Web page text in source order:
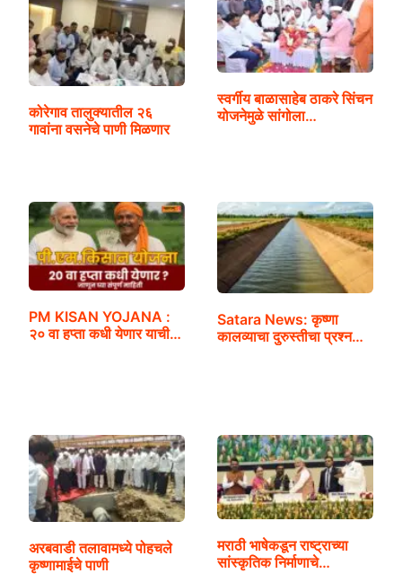
कोरेगाव तालुक्यातील २६
गावांना वसनेचे पाणी मिळणार
स्वर्गीय बाळासाहेब ठाकरे सिंचन
योजनेमुळे सांगोला…
PM KISAN YOJANA :
२० वा हप्ता कधी येणार याची…
Satara News: कृष्णा
कालव्याचा दुरुस्तीचा प्रश्न…
अरबवाडी तलावामध्ये पोहचले
कृष्णामाईचे पाणी
मराठी भाषेकडून राष्ट्राच्या
सांस्कृतिक निर्माणाचे…